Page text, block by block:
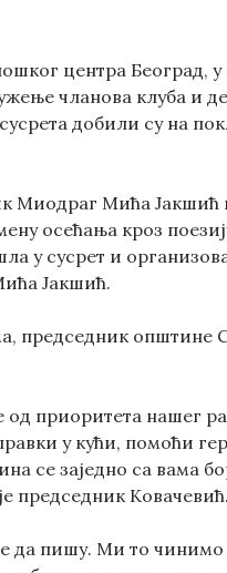
центра Београд,
чланова клуба и
добили су на
Миодраг Мића Јакшић
осећања кроз
у сусрет и
Јакшић.
општине
од приоритета нашег
у кући, помоћи
се заједно са вама
председник Ковачевић.
да пишу. Ми то